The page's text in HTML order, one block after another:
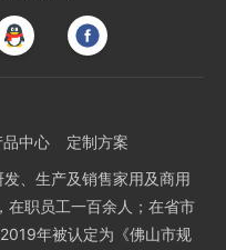
品中心
定制方案
、生产及销售家用及商用
职员工一百余人；在省市
年被认定为《佛山市规